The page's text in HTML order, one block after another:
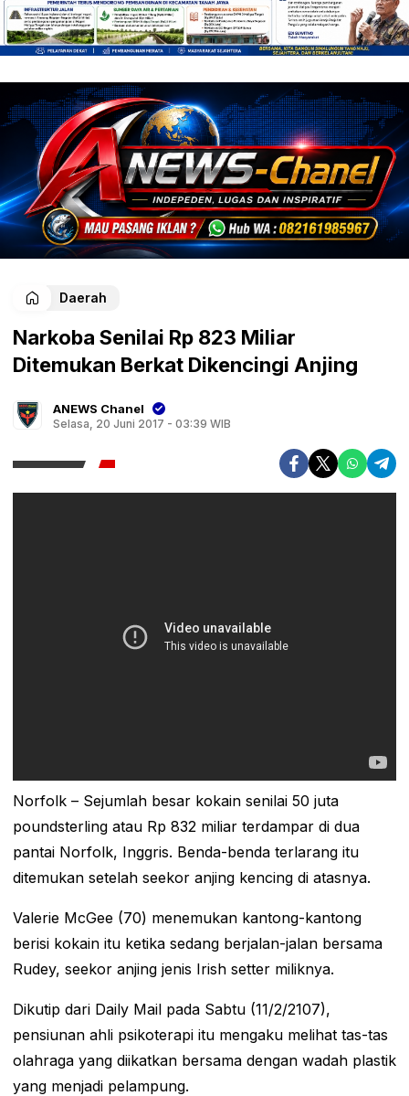
Daerah
Narkoba Senilai Rp 823 Miliar
Ditemukan Berkat Dikencingi Anjing
ANEWS Chanel
Selasa, 20 Juni 2017 - 03:39 WIB
Norfolk – Sejumlah besar kokain senilai 50 juta
poundsterling atau Rp 832 miliar terdampar di dua
pantai Norfolk, Inggris. Benda-benda terlarang itu
ditemukan setelah seekor anjing kencing di atasnya.
Valerie McGee (70) menemukan kantong-kantong
berisi kokain itu ketika sedang berjalan-jalan bersama
Rudey, seekor anjing jenis Irish setter miliknya.
Dikutip dari Daily Mail pada Sabtu (11/2/2107),
pensiunan ahli psikoterapi itu mengaku melihat tas-tas
olahraga yang diikatkan bersama dengan wadah plastik
yang menjadi pelampung.